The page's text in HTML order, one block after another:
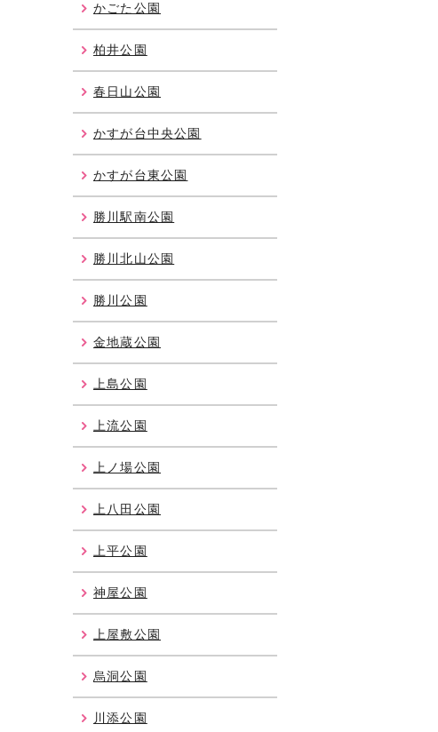
かごた公園
柏井公園
春日山公園
かすが台中央公園
かすが台東公園
勝川駅南公園
勝川北山公園
勝川公園
金地蔵公園
上島公園
上流公園
上ノ場公園
上八田公園
上平公園
神屋公園
上屋敷公園
烏洞公園
川添公園